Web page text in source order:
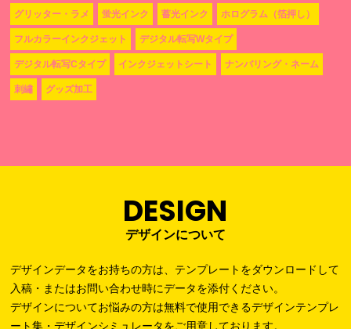
グリッター・ラメ 蛍光インク 蓄光インク ホログラム（箔押し）
フルカラーインクジェット デジタル転写Wタイプ
デジタル転写Cタイプ インクジェットシート ナンバリング・ネーム
刺繡 グッズ加工
DESIGN
デザインについて
デザインデータをお持ちの方は、テンプレートをダウンロードして
入稿・またはお問い合わせ時にデータを添付ください。
デザインについてお悩みの方は無料で使用できるデザインテンプレ
ート集・デザインシミュレータをご用意しております。